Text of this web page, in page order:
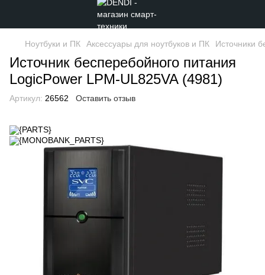
Ноутбуки и ПК Аксессуары для ноутбуков и ПК Источники
Источник бесперебойного питания
LogicPower LPM-UL825VA (4981)
Артикул: 26562 Оставить отзыв